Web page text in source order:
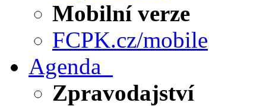
Mobilní verze
FCPK.cz/mobile
Agenda
Zpravodajství